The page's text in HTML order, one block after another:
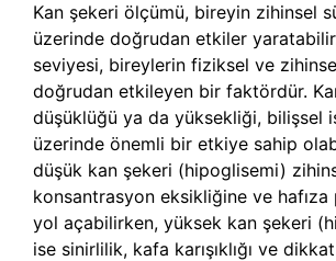
Kan şekeri ölçümü, bireyin zihinsel
üzerinde doğrudan etkiler
seviyesi, bireylerin fiziksel ve zihinsel
doğrudan etkileyen bir faktördür.
düşüklüğü ya da yüksekliği, bilişsel
üzerinde önemli bir etkiye sahip
düşük kan şekeri (hipoglisemi)
konsantrasyon eksikliğine ve
yol açabilirken, yüksek kan şekeri
ise sinirlilik, kafa karışıklığı ve dikkat